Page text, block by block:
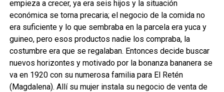
empieza a crecer, ya era seis hijos y la situación
económica se torna precaria; el negocio de la comida no
era suficiente y lo que sembraba en la parcela era yuca y
guineo, pero esos productos nadie los compraba, la
costumbre era que se regalaban. Entonces decide buscar
nuevos horizontes y motivado por la bonanza bananera se
va en 1920 con su numerosa familia para El Retén
(Magdalena). Allí su mujer instala su negocio de venta de